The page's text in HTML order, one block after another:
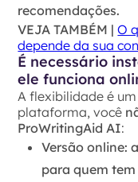
recomendações.
VEJA TAMBÉM | O
depende da sua
É necessário
ele funciona
A flexibilidade é
plataforma, você
ProWritingAid AI:
Versão online:
para quem tem